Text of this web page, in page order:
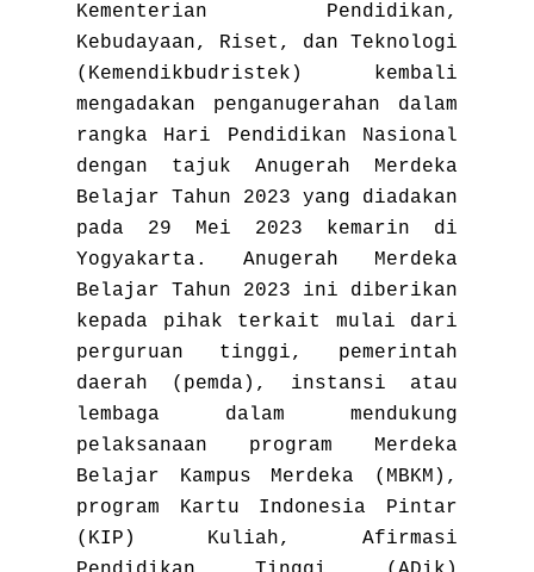
Kementerian Pendidikan,
Kebudayaan, Riset, dan Teknologi
(Kemendikbudristek) kembali
mengadakan penganugerahan dalam
rangka Hari Pendidikan Nasional
dengan tajuk Anugerah Merdeka
Belajar Tahun 2023 yang diadakan
pada 29 Mei 2023 kemarin di
Yogyakarta. Anugerah Merdeka
Belajar Tahun 2023 ini diberikan
kepada pihak terkait mulai dari
perguruan tinggi, pemerintah
daerah (pemda), instansi atau
lembaga dalam mendukung
pelaksanaan program Merdeka
Belajar Kampus Merdeka (MBKM),
program Kartu Indonesia Pintar
(KIP) Kuliah, Afirmasi